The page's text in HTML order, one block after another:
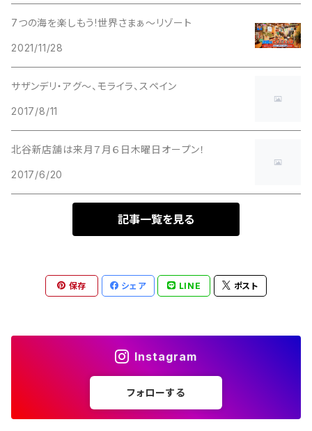
7つの海を楽しもう!世界さまぁ〜リゾート
2021/11/28
サザンデリ・アグ〜、モライラ、スペイン
2017/8/11
北谷新店舗は来月７月６日木曜日オープン！
2017/6/20
記事一覧を見る
保存 シェア LINE ポスト
Instagram
フォローする